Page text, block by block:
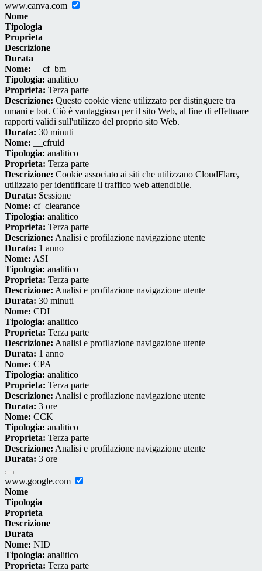
www.canva.com
Nome
Tipologia
Proprieta
Descrizione
Durata
Nome: __cf_bm
Tipologia: analitico
Proprieta: Terza parte
Descrizione: Questo cookie viene utilizzato per distinguere tra
umani e bot. Ciò è vantaggioso per il sito Web, al fine di effettuare
rapporti validi sull'utilizzo del proprio sito Web.
Durata: 30 minuti
Nome: __cfruid
Tipologia: analitico
Proprieta: Terza parte
Descrizione: Cookie associato ai siti che utilizzano CloudFlare,
utilizzato per identificare il traffico web attendibile.
Durata: Sessione
Nome: cf_clearance
Tipologia: analitico
Proprieta: Terza parte
Descrizione: Analisi e profilazione navigazione utente
Durata: 1 anno
Nome: ASI
Tipologia: analitico
Proprieta: Terza parte
Descrizione: Analisi e profilazione navigazione utente
Durata: 30 minuti
Nome: CDI
Tipologia: analitico
Proprieta: Terza parte
Descrizione: Analisi e profilazione navigazione utente
Durata: 1 anno
Nome: CPA
Tipologia: analitico
Proprieta: Terza parte
Descrizione: Analisi e profilazione navigazione utente
Durata: 3 ore
Nome: CCK
Tipologia: analitico
Proprieta: Terza parte
Descrizione: Analisi e profilazione navigazione utente
Durata: 3 ore
www.google.com
Nome
Tipologia
Proprieta
Descrizione
Durata
Nome: NID
Tipologia: analitico
Proprieta: Terza parte